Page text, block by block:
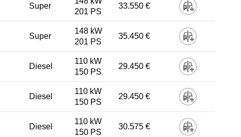
Super
201 PS
33.550 €
Super
148 kW
201 PS
35.450 €
Diesel
110 kW
150 PS
29.450 €
Diesel
110 kW
150 PS
29.450 €
Diesel
110 kW
150 PS
30.575 €